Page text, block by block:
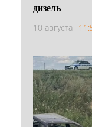
дизель
10 августа